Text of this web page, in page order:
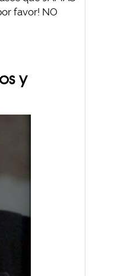
favor! NO
y